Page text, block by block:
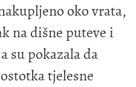
oko vrata,
na dišne puteve i
su pokazala da
tjelesne